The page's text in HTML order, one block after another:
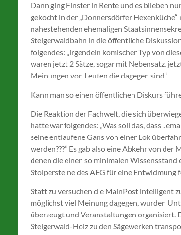
Dann ging Finster in Rente und es blieben
gekocht in der „Donnersdörfer
nahestehenden ehemaligen
Steigerwaldbahn in die öffentliche
folgendes: „irgendein komischer Typ von
waren jetzt 2 Sätze, sogar mit Nebensatz,
Meinungen von Leuten die dagegen sind“.
Kann man so einen öffentlichen Diskurs
Die Reaktion der Fachwelt, die sich
hatte war folgendes: „Was soll das, dass
seine entlaufene Gans von einer Lok
werden???“ Es gab also eine Abkehr von
denen die einen so minimalen
Stolpersteine des AEG für eine Entwidmung
Statt zu versuchen die MainPost intelligent
möglichst viel Meinung dagegen, wurden
überzeugt und Veranstaltungen organisiert.
Steigerwald-Holz zu den Sägewerken